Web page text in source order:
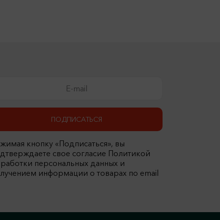
ПОДПИСАТЬСЯ
кнопку «Подписаться», вы
свое согласие Политикой
персональных данных и
информации о товарах по email